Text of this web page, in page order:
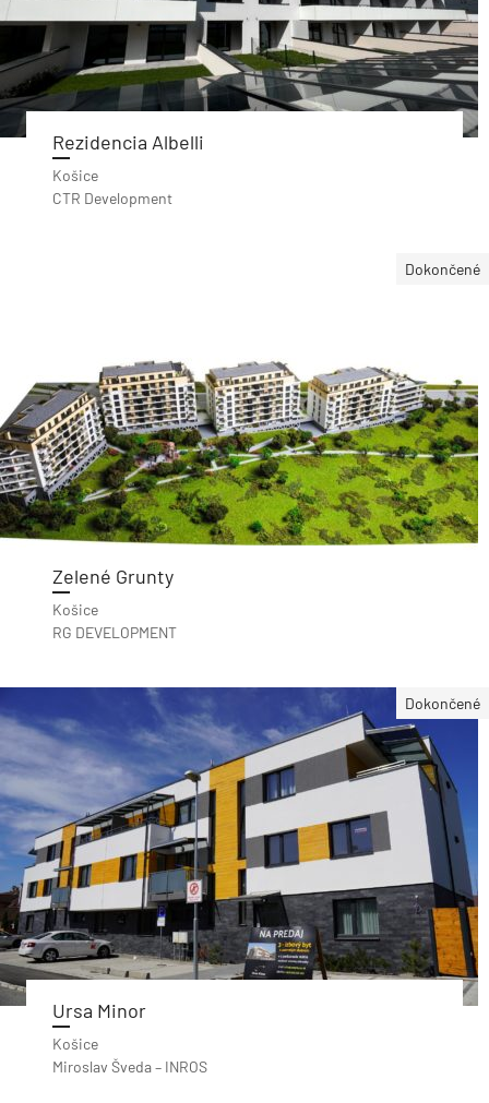
Rezidencia Albelli
Košice
CTR Development
Dokončené
Zelené Grunty
Košice
RG DEVELOPMENT
Dokončené
Ursa Minor
Košice
Miroslav Šveda – INROS